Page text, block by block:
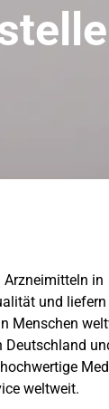
Arzneimitteln in
und
Menschen
Deutschland
weltweit.